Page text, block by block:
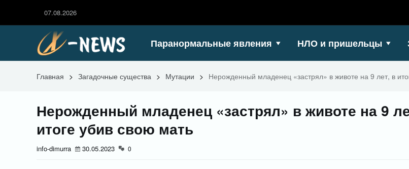
07.08.2026
Паранормальные явления НЛО и пришельцы
Главная > Загадочные существа > Мутации > Нерожденный младенец «застрял» в животе на 9 лет, в
Нерожденный младенец «застрял» в животе на 9
итоге убив свою мать
info-dimurra 30.05.2023 0